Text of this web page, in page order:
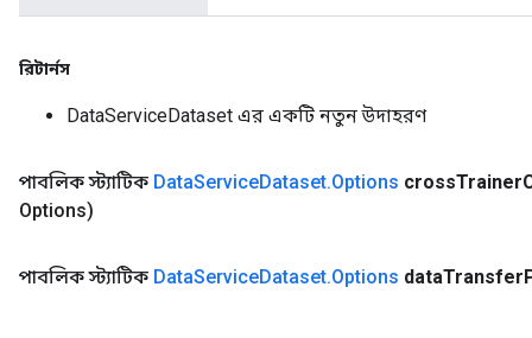
রিটার্নস
DataServiceDataset এর একটি নতুন উদাহরণ
পাবলিক স্ট্যাটিক DataServiceDataset.Options crossTrainer
Options)
পাবলিক স্ট্যাটিক DataServiceDataset.Options dataTransfer